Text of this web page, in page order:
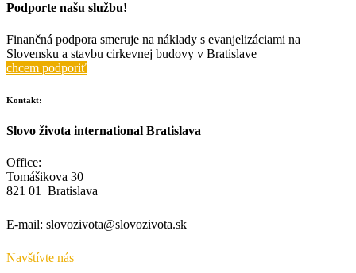
Podporte našu službu!
Finančná podpora smeruje na náklady s evanjelizáciami na
Slovensku a stavbu cirkevnej budovy v Bratislave
chcem podporiť
Kontakt:
Slovo života international Bratislava
Office:
Tomášikova 30
821 01 Bratislava
E-mail: slovozivota@slovozivota.sk
Navštívte nás